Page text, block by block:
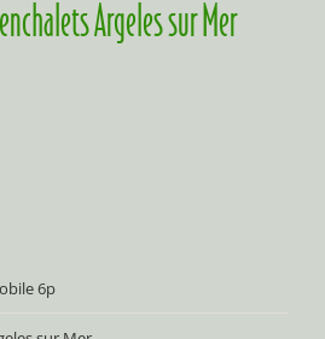
Argeles sur Mer
6p